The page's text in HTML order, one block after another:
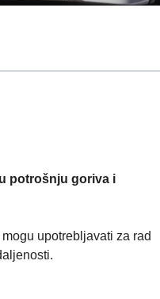
potrošnju goriva i
upotrebljavati za rad